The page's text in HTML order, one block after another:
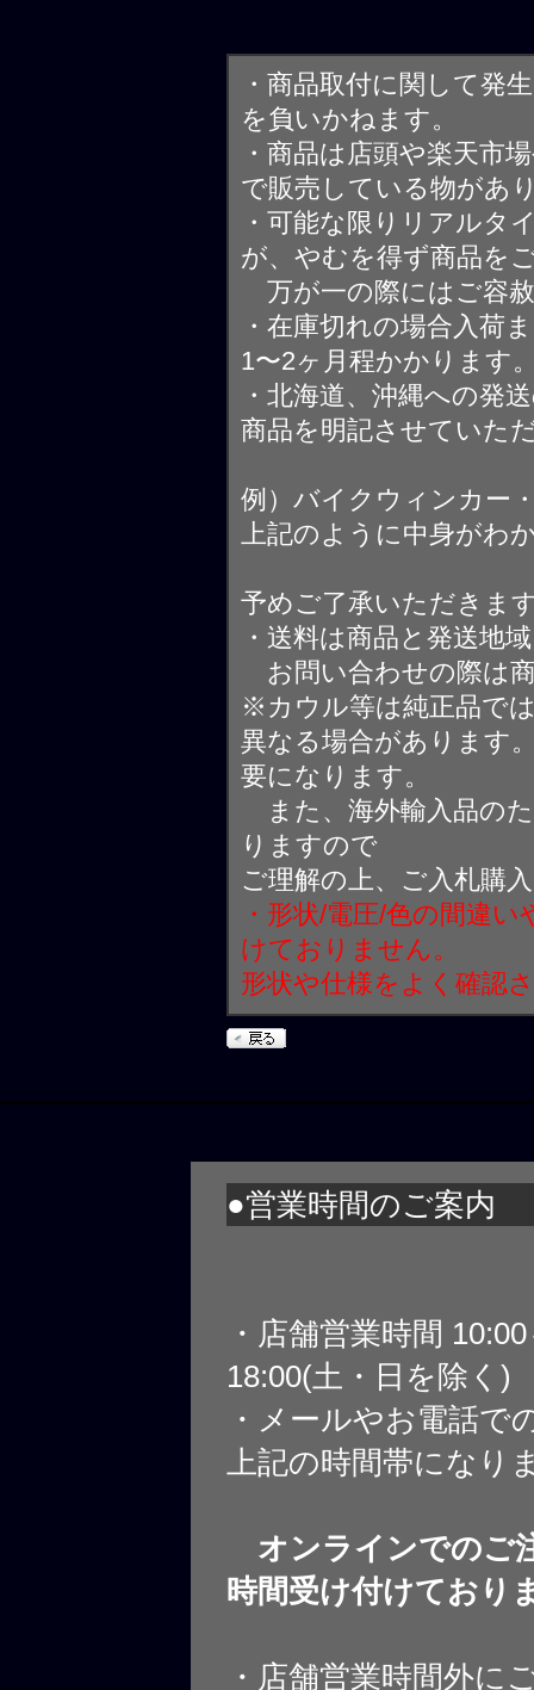
・商品取付に関して発
を負いかねます。
・商品は店頭や楽天市
で販売している物があ
・可能な限りリアルタ
が、やむを得ず商品を
万が一の際にはご容
・在庫切れの場合入荷
1〜2ヶ月程かかります
・北海道、沖縄への発
商品を明記させていた
例）バイクウィンカー
上記のように中身がわ
予めご了承いただきま
・送料は商品と発送地
お問い合わせの際は
※カウル等は純正品で
異なる場合があります
要になります。
また、海外輸入品の
りますので
ご理解の上、ご入札購
・形状/電圧/色の間違
けておりません。
形状や仕様をよく確認
●営業時間のご案内
・店舗営業時間
18:00(土・日を除く)
・メールやお電話で
上記の時間帯になり
オンラインでのご
時間受け付けており
・店舗営業時間外に